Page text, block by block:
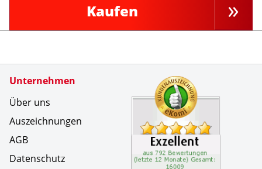
Kaufen
Unternehmen
Über uns
Auszeichnungen
AGB
Datenschutz
Zertifikate